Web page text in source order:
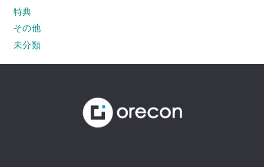
特典
その他
未分類